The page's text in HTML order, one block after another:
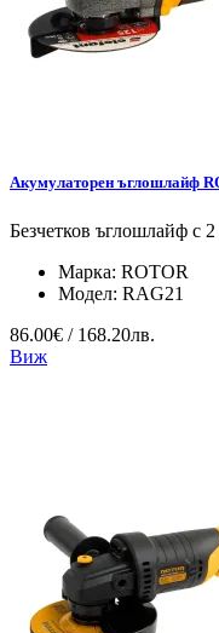
Акумулаторен ъглошлайф
Безчетков ъглошлайф с
Марка: ROTOR
Модел: RAG21
86.00€ / 168.20лв.
Виж